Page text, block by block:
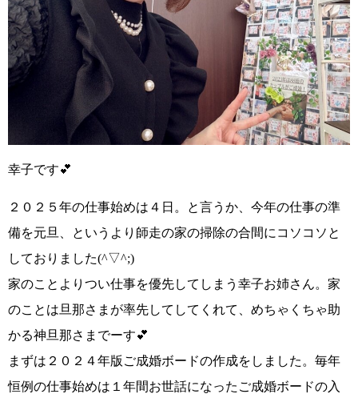
幸子です💕
２０２５年の仕事始めは４日 。と言うか、今年の仕事の準
備を元旦、というより師走の家の掃除の合間にコソコソと
しておりました(^▽^;)
家のことよりつい仕事を優先してしまう幸子お姉さん。家
のことは旦那さまが率先してしてくれて、 めちゃくちゃ助
かる神旦那さまでーす💕
まずは２０２４年版ご成婚ボードの作成をしました。毎年
恒例の仕事始めは１年間お世話になったご成婚ボードの入